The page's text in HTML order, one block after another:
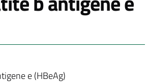
e (HBeAg)